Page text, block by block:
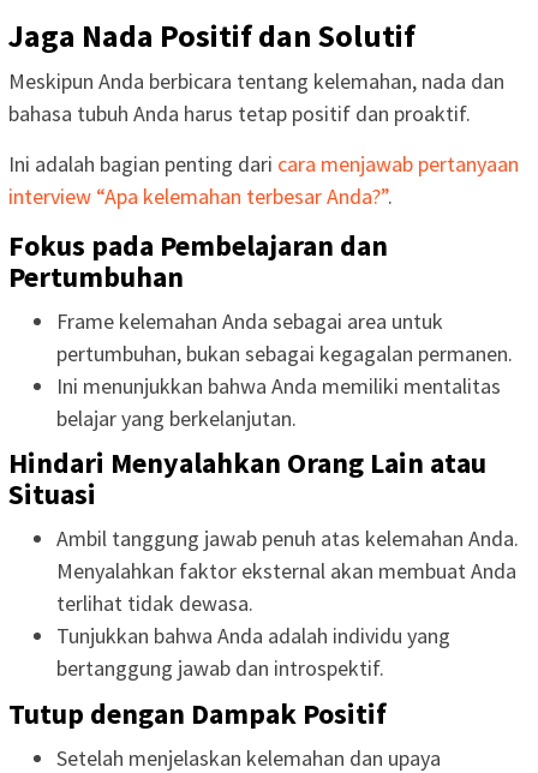
Jaga Nada Positif dan Solutif
Meskipun Anda berbicara tentang kelemahan, nada dan
bahasa tubuh Anda harus tetap positif dan proaktif.
Ini adalah bagian penting dari cara menjawab pertanyaan
interview “Apa kelemahan terbesar Anda?”.
Fokus pada Pembelajaran dan
Pertumbuhan
Frame kelemahan Anda sebagai area untuk
pertumbuhan, bukan sebagai kegagalan permanen.
Ini menunjukkan bahwa Anda memiliki mentalitas
belajar yang berkelanjutan.
Hindari Menyalahkan Orang Lain atau
Situasi
Ambil tanggung jawab penuh atas kelemahan Anda.
Menyalahkan faktor eksternal akan membuat Anda
terlihat tidak dewasa.
Tunjukkan bahwa Anda adalah individu yang
bertanggung jawab dan introspektif.
Tutup dengan Dampak Positif
Setelah menjelaskan kelemahan dan upaya